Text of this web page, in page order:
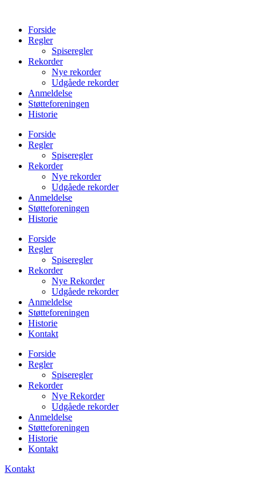
indholdForside
Regler
Spiseregler
Rekorder
Nye rekorder
Udgåede rekorder
Anmeldelse
Støtteforeningen
Historie
Forside
Regler
Spiseregler
Rekorder
Nye rekorder
Udgåede rekorder
Anmeldelse
Støtteforeningen
Historie
Forside
Regler
Spiseregler
Rekorder
Nye Rekorder
Udgåede rekorder
Anmeldelse
Støtteforeningen
Historie
Kontakt
Forside
Regler
Spiseregler
Rekorder
Nye Rekorder
Udgåede rekorder
Anmeldelse
Støtteforeningen
Historie
Kontakt
Kontakt